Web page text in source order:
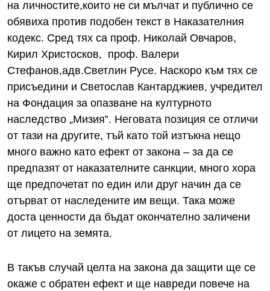
на личностите,които не си мълчат и публично се
обявиха против подобен текст в Наказателния
кодекс. Сред тях са проф. Николай Овчаров,
Кирил Христосков, проф. Валери
Стефанов,адв.Светлин Русе. Наскоро към тях се
присъедини и Светослав Кантарджиев, учредител
на Фондация за опазване на културното
наследство „Мизия‟. Неговата позиция се отличи
от тази на другите, тъй като той изтъкна нещо
много важно като ефект от закона – за да се
предпазят от наказателните санкции, много хора
ще предпочетат по един или друг начин да се
отърват от наследените им вещи. Така може
доста ценности да бъдат окончателно заличени
от лицето на земята.
В такъв случай целта на закона да защити ще се
окаже с обратен ефект и ще навреди повече на